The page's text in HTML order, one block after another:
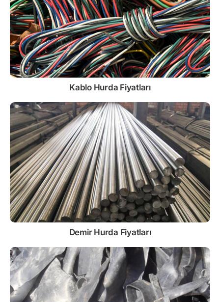
Kablo Hurda Fiyatları
Demir Hurda Fiyatları